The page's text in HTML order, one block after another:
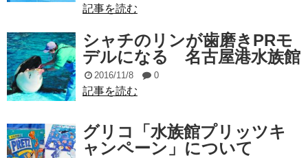
記事を読む
シャチのリンが歯磨きPRモ
デルになる 名古屋港水族館
2016/11/8 0
記事を読む
グリコ「水族館プリッツキ
ャンペーン」について